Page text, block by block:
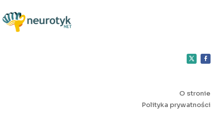
O stronie
Polityka prywatności